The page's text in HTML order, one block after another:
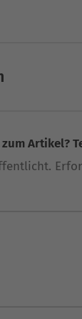
Artikel?